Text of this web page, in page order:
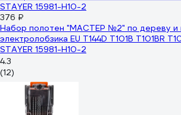
376 ₽
Набор полотен "МАСТЕР №2" по дереву и
электролобзика EU T144D T101B T101BR
STAYER 15981-H10-2
4.3
(12)